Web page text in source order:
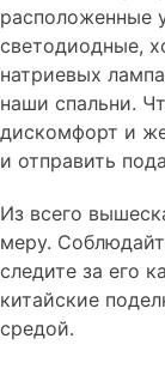
расположенные
светодиодные,
натриевых
наши спальни.
дискомфорт и
и отправить
Из всего
меру.
следите за его
китайские
средой.